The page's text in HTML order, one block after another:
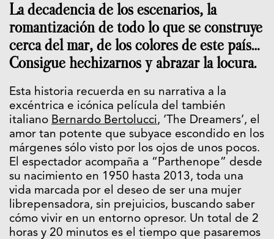
La decadencia de los escenarios, la
romantización de todo lo que se construye
cerca del mar, de los colores de este país…
Consigue hechizarnos y abrazar la locura.
Esta historia recuerda en su narrativa a la
excéntrica e icónica película del también
italiano Bernardo Bertolucci, ‘The Dreamers’, el
amor tan potente que subyace escondido en los
márgenes sólo visto por los ojos de unos pocos.
El espectador acompaña a “Parthenope” desde
su nacimiento en 1950 hasta 2013, toda una
vida marcada por el deseo de ser una mujer
librepensadora, sin prejuicios, buscando saber
cómo vivir en un entorno opresor. Un total de 2
horas y 20 minutos es el tiempo que pasaremos